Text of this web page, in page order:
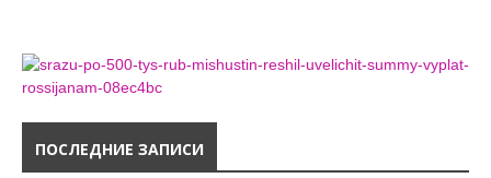
ПОСЛЕДНИЕ ЗАПИСИ